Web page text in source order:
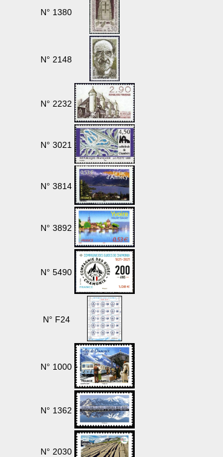
N° 1380
N° 2148
N° 2232
N° 3021
N° 3814
N° 3892
N° 5490
N° F24
N° 1000
N° 1362
N° 2030